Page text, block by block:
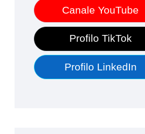
Canale YouTube
Profilo TikTok
Profilo LinkedIn